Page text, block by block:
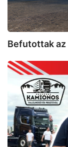
Befutottak
2026-
békéscsabai
Összegyűlt
a
szakma